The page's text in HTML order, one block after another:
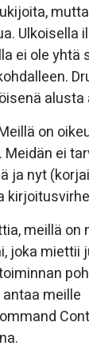
Ulkoisella
ei ole yhtä
alusta
on
ei
ja nyt
meillä on
joka miettii
meille